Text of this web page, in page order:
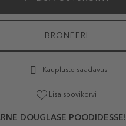
BRONEERI
Kaupluste saadavus
Lisa soovikorvi
DOUGLASE POODIDESSE!